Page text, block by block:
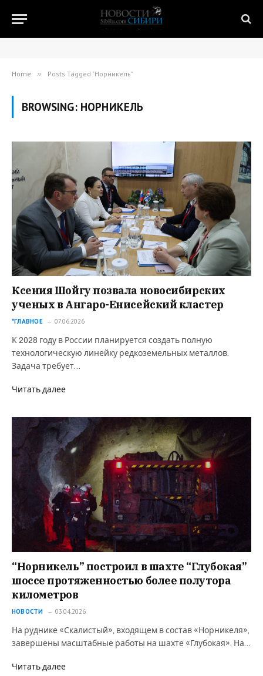
Home » Posts Tagged "Норникель"
BROWSING: НОРНИКЕЛЬ
Ксения Шойгу позвала новосибирских
ученых в Ангаро-Енисейский кластер
*ГЛАВНОЕ 07.06.2026
К 2028 году в России планируется создать полную
технологическую линейку редкоземельных металлов.
Задача требует…
Читать далее
“Норникель” построил в шахте “Глубокая”
шоссе протяженностью более полутора
километров
НОВОСТИ 03.04.2026
На руднике «Скалистый», входящем в состав «Норникеля»,
завершены масштабные работы на шахте «Глубокая». На…
Читать далее